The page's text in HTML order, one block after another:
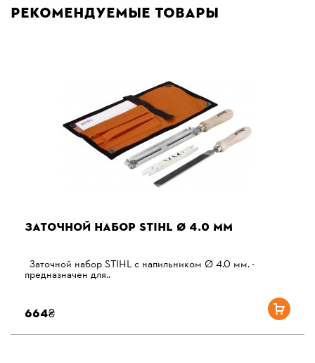
Рекомендуемые товары
ЗАТОЧНОЙ НАБОР STIHL Ø 4.0 ММ
Заточной набор STIHL с напильником Ø 4.0 мм. -
предназначен для..
664₴